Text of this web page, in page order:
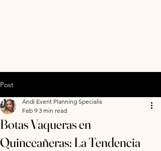
Post
Botas Vaqueras en
Quinceañeras: La Tendencia
Andi Event Planning Specialis
Feb 9 3 min read